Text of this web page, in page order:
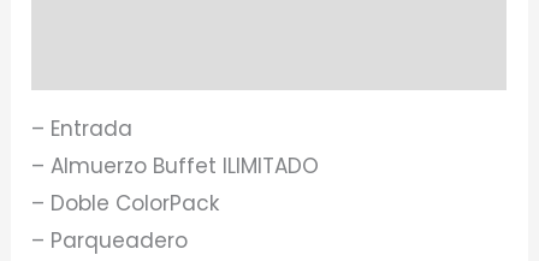
– Entrada
– Almuerzo Buffet ILIMITADO
– Doble ColorPack
– Parqueadero